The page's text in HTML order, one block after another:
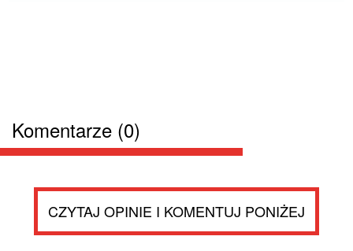
Komentarze (0)
CZYTAJ OPINIE I KOMENTUJ PONIŻEJ